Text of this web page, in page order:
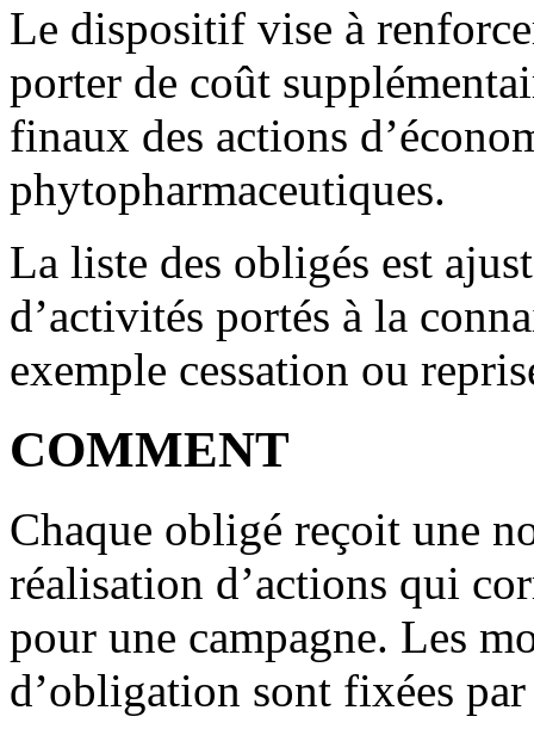
Le dispositif vise à
porter de coût
finaux des actions
phytopharmaceutiques.
La liste des obligés est
d’activités portés à la
exemple cessation ou
COMMENT
Chaque obligé reçoit une
réalisation d’actions qui
pour une campagne. Les
d’obligation sont fixées